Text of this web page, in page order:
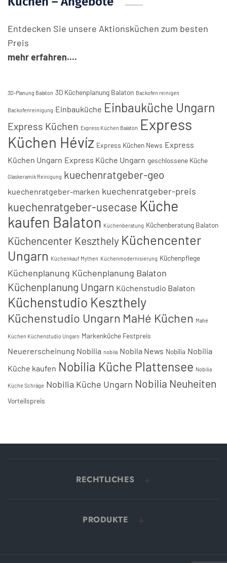
Entdecken Sie unsere Aktionsküchen zum besten
Preis
mehr erfahren....
3D-Planung Balaton 3D Küchenplanung Balaton Backofen reinigen
Backofenreinigung Einbauküche Einbauküche Ungarn
Express Küchen Express Küchen Balaton Express
Küchen Hévíz Express Küchen News Express
Küchen Ungarn Express Küche Ungarn geschlossene Küche
Glaskeramik Reinigung kuechenratgeber-geo
kuechenratgeber-marken kuechenratgeber-preis
kuechenratgeber-usecase Küche
kaufen Balaton Küchenberatung Küchenberatung Balaton
Küchencenter Keszthely Küchencenter
Ungarn Küchenkauf Mythen Küchenmodernisierung Küchenpflege
Küchenplanung Küchenplanung Balaton
Küchenplanung Ungarn Küchenstudio Balaton
Küchenstudio Keszthely
Küchenstudio Ungarn MaHé Küchen Mahé
Küchen Küchenstudio Ungarn Markenküche Festpreis
Neuererscheinung Nobilia nobila Nobila News Nobilia Nobilia
Küche kaufen Nobilia Küche Plattensee Nobilia
Küche Schräge Nobilia Küche Ungarn Nobilia Neuheiten
Vorteilspreis
RECHTLICHES
PRODUKTE